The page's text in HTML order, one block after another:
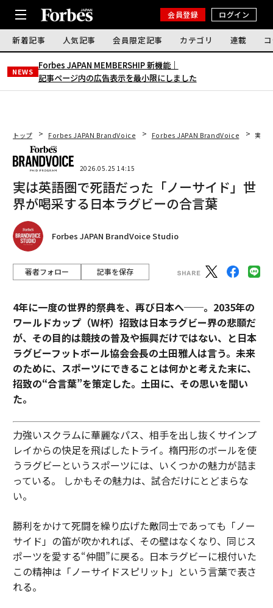
会員登録 ログイン
新着記事 人気記事 会員限定記事 カテゴリ 連載
NEWS
Forbes JAPAN MEMBERSHIP 新機能｜
記事ページ内の広告表示を最小限にしました
トップ Forbes JAPAN BrandVoice Forbes JAPAN BrandVoice 実は
2026.05.25 14:15
実は英語圏で死語だった「ノーサイド」世
界が喝采する日本ラグビーの合言葉
Forbes JAPAN BrandVoice Studio
著者フォロー 記事を保存
4年に一度の世界的祭典を、再び日本へ──。2035年の
ワールドカップ（W杯）招致は日本ラグビー界の悲願だ
が、その目的は競技の普及や振興だけではない、と日本
ラグビーフットボール協会会長の土田雅人は言う。 未来
のために、スポーツにできることは何かと考えた末に、
招致の“合言葉”を策定した。土田に、その思いを聞い
た。
力強いスクラムに華麗なパス、相手を出し抜くサインプ
レイからの快足を飛ばしたトライ。楕円形のボールを使
うラグビーというスポーツには、いくつかの魅力が詰ま
っている。 しかもその魅力は、試合だけにとどまらな
い。
勝利をかけて死闘を繰り広げた敵同士であっても「ノー
サイド」の笛が吹かれれば、その壁はなくなり、同じス
ポーツを愛する“仲間”に戻る。日本ラグビーに根付いた
この精神は「ノーサイドスピリット」という言葉で表さ
れる。